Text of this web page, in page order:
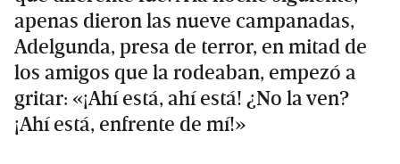
apenas dieron las nueve campanadas,
Adelgunda, presa de terror, en mitad de
los amigos que la rodeaban, empezó a
gritar: «¡Ahí está, ahí está! ¿No la ven?
¡Ahí está, enfrente de mí!»